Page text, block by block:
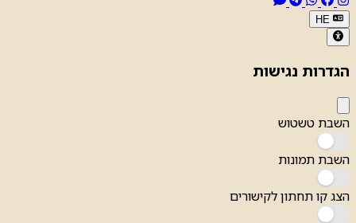
HE
הגדרות נגישות
השבת טשטוש
השבת תמונות
הצג קו תחתון לקישורים